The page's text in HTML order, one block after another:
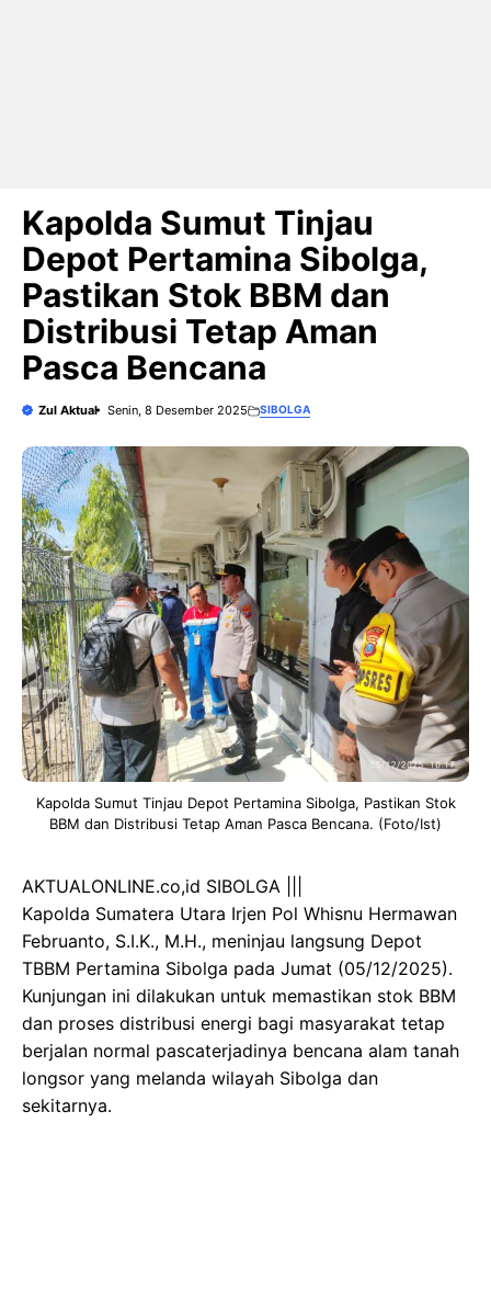
Kapolda Sumut Tinjau
Depot Pertamina Sibolga,
Pastikan Stok BBM dan
Distribusi Tetap Aman
Pasca Bencana
Zul Aktual Senin, 8 Desember 2025 SIBOLGA
Kapolda Sumut Tinjau Depot Pertamina Sibolga, Pastikan Stok
BBM dan Distribusi Tetap Aman Pasca Bencana. (Foto/Ist)
AKTUALONLINE.co,id SIBOLGA |||
Kapolda Sumatera Utara Irjen Pol Whisnu Hermawan
Februanto, S.I.K., M.H., meninjau langsung Depot
TBBM Pertamina Sibolga pada Jumat (05/12/2025).
Kunjungan ini dilakukan untuk memastikan stok BBM
dan proses distribusi energi bagi masyarakat tetap
berjalan normal pascaterjadinya bencana alam tanah
longsor yang melanda wilayah Sibolga dan
sekitarnya.